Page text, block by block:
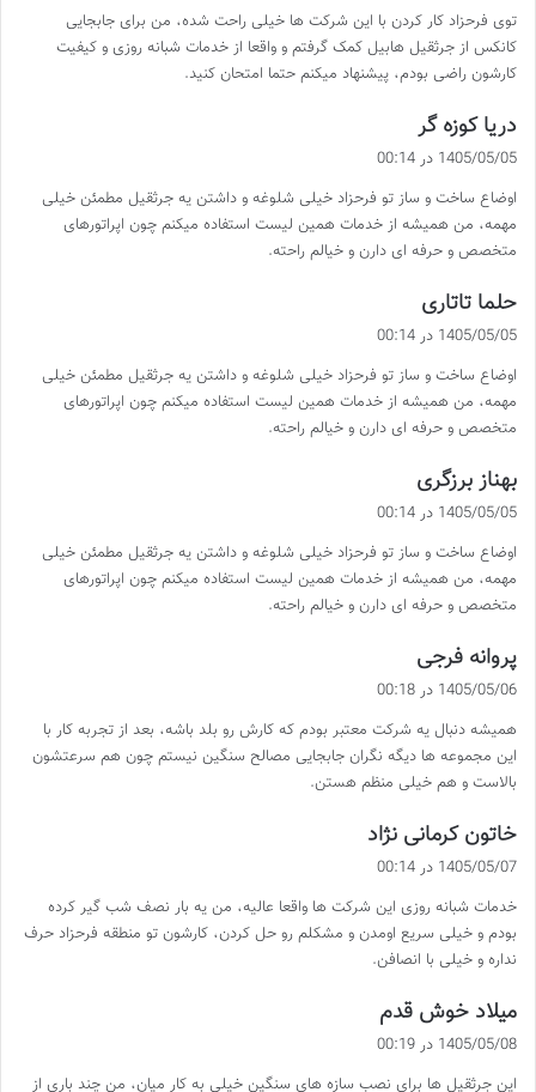
:
توی فرحزاد کار کردن با این شرکت ها خیلی راحت شده، من برای جابجایی
کانکس از جرثقیل هابیل کمک گرفتم و واقعا از خدمات شبانه روزی و کیفیت
کارشون راضی بودم، پیشنهاد میکنم حتما امتحان کنید.
دریا کوزه گر
ف
:
1405/05/05 در 00:14
اوضاع ساخت و ساز تو فرحزاد خیلی شلوغه و داشتن یه جرثقیل مطمئن خیلی
مهمه، من همیشه از خدمات همین لیست استفاده میکنم چون اپراتورهای
متخصص و حرفه ای دارن و خیالم راحته.
حلما تاتاری
:
1405/05/05 در 00:14
اوضاع ساخت و ساز تو فرحزاد خیلی شلوغه و داشتن یه جرثقیل مطمئن خیلی
مهمه، من همیشه از خدمات همین لیست استفاده میکنم چون اپراتورهای
متخصص و حرفه ای دارن و خیالم راحته.
بهناز برزگری
ف
:
1405/05/05 در 00:14
اوضاع ساخت و ساز تو فرحزاد خیلی شلوغه و داشتن یه جرثقیل مطمئن خیلی
مهمه، من همیشه از خدمات همین لیست استفاده میکنم چون اپراتورهای
متخصص و حرفه ای دارن و خیالم راحته.
پروانه فرجی
ف
1405/05/06 در 00:18
همیشه دنبال یه شرکت معتبر بودم که کارش رو بلد باشه، بعد از تجربه کار با
این مجموعه ها دیگه نگران جابجایی مصالح سنگین نیستم چون هم سرعتشون
بالاست و هم خیلی منظم هستن.
خاتون کرمانی نژاد
:
1405/05/07 در 00:14
خدمات شبانه روزی این شرکت ها واقعا عالیه، من یه بار نصف شب گیر کرده
بودم و خیلی سریع اومدن و مشکلم رو حل کردن، کارشون تو منطقه فرحزاد حرف
نداره و خیلی با انصافن.
میلاد خوش قدم
ف
1405/05/08 در 00:19
این جرثقیل ها برای نصب سازه های سنگین خیلی به کار میان، من چند باری از